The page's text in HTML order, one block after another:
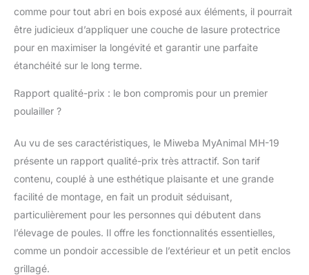
comme pour tout abri en bois exposé aux éléments, il pourrait
être judicieux d’appliquer une couche de lasure protectrice
pour en maximiser la longévité et garantir une parfaite
étanchéité sur le long terme.
Rapport qualité-prix : le bon compromis pour un premier
poulailler ?
Au vu de ses caractéristiques, le Miweba MyAnimal MH-19
présente un rapport qualité-prix très attractif. Son tarif
contenu, couplé à une esthétique plaisante et une grande
facilité de montage, en fait un produit séduisant,
particulièrement pour les personnes qui débutent dans
l’élevage de poules. Il offre les fonctionnalités essentielles,
comme un pondoir accessible de l’extérieur et un petit enclos
grillagé.